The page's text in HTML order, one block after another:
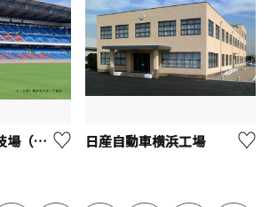
横浜国際総合競技場（日産スタジアム） 日産自動車横浜工場